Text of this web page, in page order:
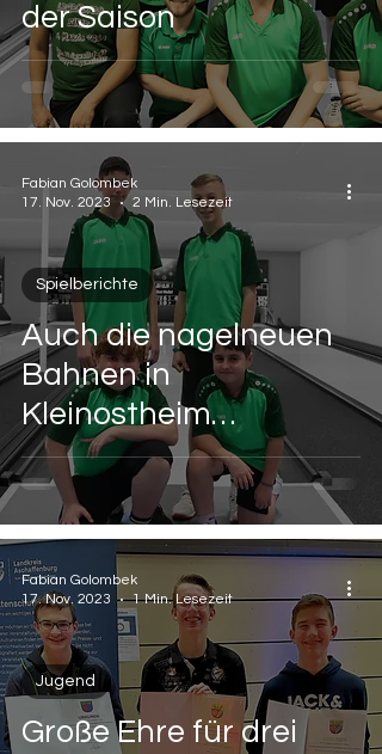
der Saison
Auch die nagelneuen
Bahnen in
Kleinostheim
beherrschen unsere
Nachwuchskegler
ohne Probleme
Spielberichte
Fabian Golombek
17. Nov. 2023
2 Min. Lesezeit
Große Ehre für drei
Jugend
Fabian Golombek
17. Nov. 2023
1 Min. Lesezeit